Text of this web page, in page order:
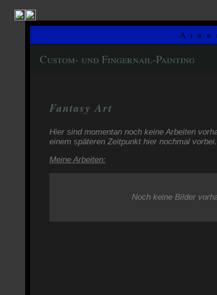
Custom- und Fingernail-Painting
Fantasy Art
Hier sind momentan noch keine Arbeiten
einem späteren Zeitpunkt hier nochmal vorbei.
Meine Arbeiten:
Noch keine Bilder